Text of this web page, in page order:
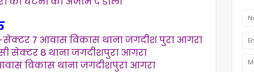
सेक्टर 7 आवास विकास थाना जगदीश पुरा आगरा
सेक्टर 8 थाना जगदीशपुरा आगरा
विकास थाना जगदीशपुरा आगरा